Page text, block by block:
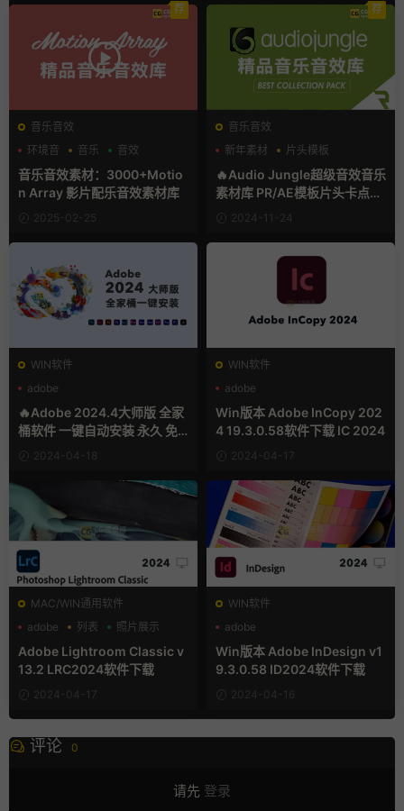
音乐音效
环境音
音乐 音效
音乐音效素材：3000+Motio
n Array 影片配乐音效素材库
2025-02-25
荐
音乐音效
新年素材
片头模板
环境音
🔥Audio Jungle超级音效音乐
素材库 PR/AE模板片头卡点音
2024-11-24
荐
WIN软件
adobe
🔥Adobe 2024.4大师版 全家
桶软件 一键自动安装 永久 免
2024-04-18
WIN软件
adobe
Win版本 Adobe InCopy 202
4 19.3.0.58软件下载 IC 2024
2024-04-17
MAC/WIN通用软件
adobe
列表 照片展示
Adobe Lightroom Classic v
13.2 LRC2024软件下载
2024-04-17
WIN软件
adobe
Win版本 Adobe InDesign v1
9.3.0.58 ID2024软件下载
2024-04-16
评论 0
请先 登录